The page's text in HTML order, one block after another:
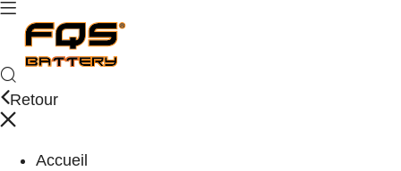
Retour
Accueil